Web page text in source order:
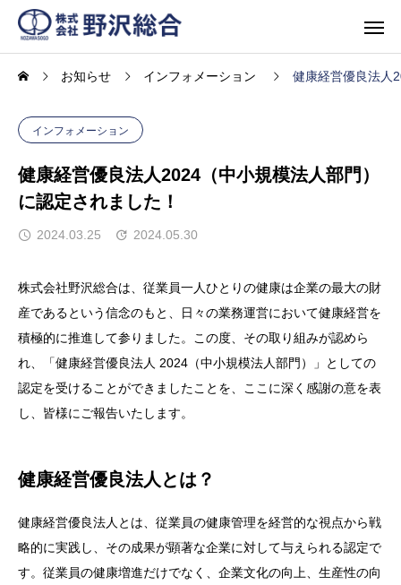
お知らせ インフォメーション 健康経営優良法人
インフォメーション
健康経営優良法人2024（中小規模法人部門）
に認定されました！
2024.03.25 2024.05.30
株式会社野沢総合は、従業員一人ひとりの健康は企業の最大の財
産であるという信念のもと、日々の業務運営において健康経営を
積極的に推進して参りました。この度、その取り組みが認めら
れ、「健康経営優良法人 2024（中小規模法人部門）」としての
認定を受けることができましたことを、ここに深く感謝の意を表
し、皆様にご報告いたします。
健康経営優良法人とは？
健康経営優良法人とは、従業員の健康管理を経営的な視点から戦
略的に実践し、その成果が顕著な企業に対して与えられる認定で
す。従業員の健康増進だけでなく、企業文化の向上、生産性の向